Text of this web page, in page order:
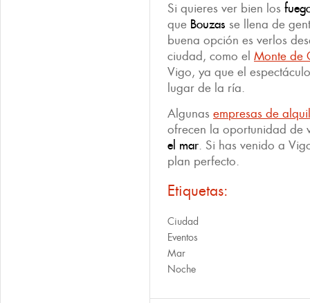
Si quieres ver bien los
que Bouzas se llena de
buena opción es verlos
ciudad, como el Monte de
Vigo, ya que el
lugar de la ría.
Algunas empresas de
ofrecen la oportunidad de
el mar. Si has venido a
plan perfecto.
Etiquetas:
Ciudad
Eventos
Mar
Noche